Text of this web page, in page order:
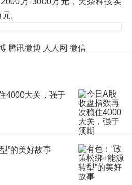
。
腾讯微博 人人网 微信
4000大关，强于
”的美好故事